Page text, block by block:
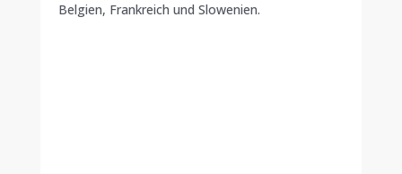
Belgien, Frankreich und Slowenien.